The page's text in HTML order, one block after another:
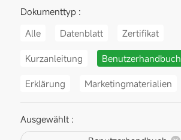
Dokumenttyp :
Alle
Datenblatt Zertifikat
Kurzanleitung Benutzerhandbuch
Erklärung Marketingmaterialien
Ausgewählt :